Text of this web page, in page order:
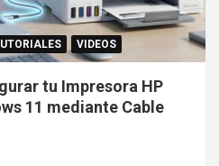
VIDEOS
tu Impresora HP
11 mediante Cable